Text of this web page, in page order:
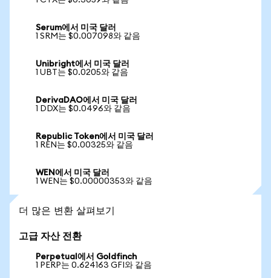
Serum에서 미국 달러
1 SRM는 $0.007098와 같음
Unibright에서 미국 달러
1 UBT는 $0.0205와 같음
DerivaDAO에서 미국 달러
1 DDX는 $0.0496와 같음
Republic Token에서 미국 달러
1 REN는 $0.00325와 같음
WEN에서 미국 달러
1 WEN는 $0.00000353와 같음
더 많은 변환 살펴보기
고급 자산 전환
Perpetual에서 Goldfinch
1 PERP는 0.624163 GFI와 같음